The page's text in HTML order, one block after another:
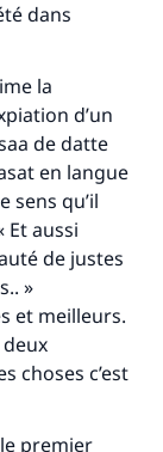
dans
la
d’un
de datte
en langue
sens qu’il
Et aussi
de justes
»
et meilleurs.
choses c’est
premier